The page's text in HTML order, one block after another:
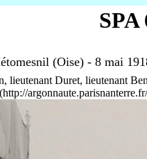
SPA
(Oise) - 8 mai
lieutenant Duret, lieutenant